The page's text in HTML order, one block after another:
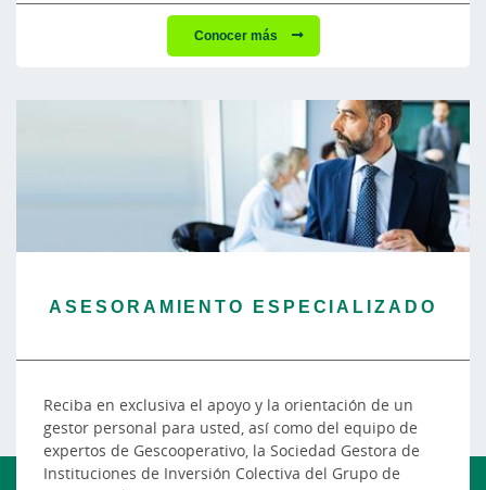
Conocer más
ASESORAMIENTO ESPECIALIZADO
Reciba en exclusiva el apoyo y la orientación de un
gestor personal para usted, así como del equipo de
expertos de Gescooperativo, la Sociedad Gestora de
Instituciones de Inversión Colectiva del Grupo de